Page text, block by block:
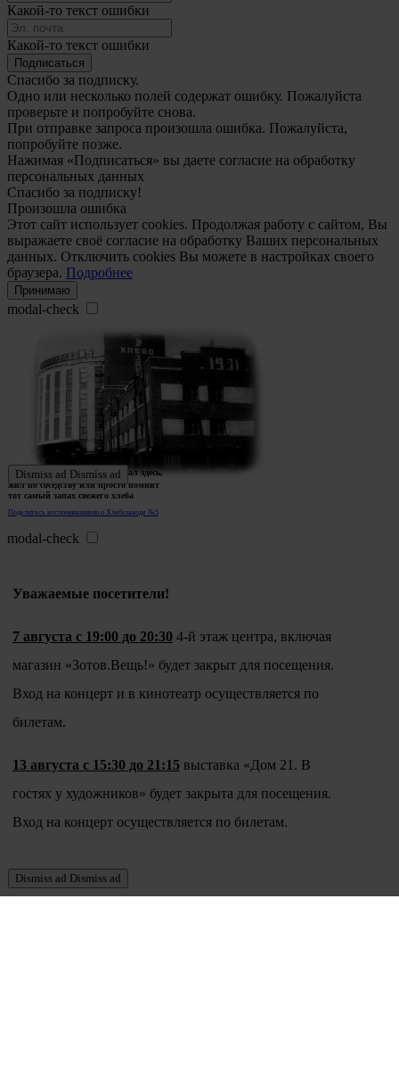
Какой-то текст ошибки
Какой-то текст ошибки
Подписаться
Спасибо за подписку.
Одно или несколько полей содержат ошибку. Пожалуйста
проверьте и попробуйте снова.
При отправке запроса произошла ошибка. Пожалуйста,
попробуйте позже.
Нажимая «Подписаться» вы даете согласие на обработку
персональных данных
Спасибо за подписку!
Произошла ошибка
Этот сайт использует cookies. Продолжая работу с сайтом, Вы
выражаете своё согласие на обработку Ваших персональных
данных. Отключить cookies Вы можете в настройках своего
браузера. Подробнее
Принимаю
modal-check
Поделитесь воспоминаниями о Хлебозаводе №5
Ждем истории тех, кто работал здесь,
жил по соседству или просто помнит
тот самый запах свежего хлеба
Dismiss ad Dismiss ad
modal-check
Уважаемые посетители!
7 августа с 19:00 до 20:30 4-й этаж центра, включая
магазин «Зотов.Вещь!» будет закрыт для посещения.
Вход на концерт и в кинотеатр осуществляется по
билетам.
13 августа с 15:30 до 21:15 выставка «Дом 21. В
гостях у художников» будет закрыта для посещения.
Вход на концерт осуществляется по билетам.
Dismiss ad Dismiss ad